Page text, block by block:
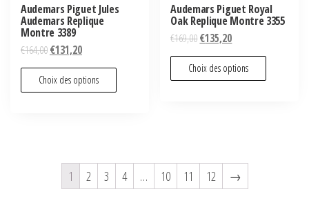
Audemars Piguet Jules
Audemars Replique
Montre 3389
€164,00€131,20
Choix des options
Audemars Piguet Royal
Oak Replique Montre 3355
€169,00€135,20
Choix des options
1 2 3 4 … 10 11 12 →